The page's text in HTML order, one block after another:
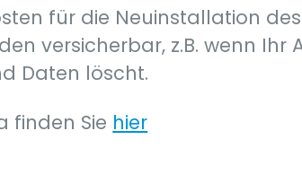
für die Neuinstallation
versicherbar, z.B. wenn Ihr
Daten löscht.
finden Sie hier